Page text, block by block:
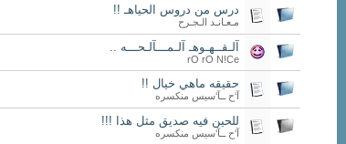
درس من دروس الحياهـ !!
مـعـانـد الـجـرح
آلـقــهـوهـ آلـمـــآلـحـــه ..
rO rO N!Ce
حقيقه ماهي خيال !!
آ‘ح ــآ‘سيس منكسره
للحين فيه صديق مثل هذا !!!
آ‘ح ــآ‘سيس منكسره